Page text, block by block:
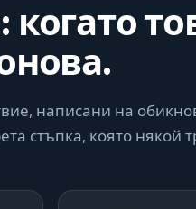
написани на
стъпка, която някой